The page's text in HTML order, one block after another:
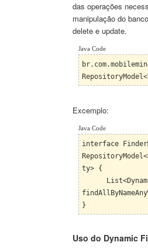
das operações
manipulação do
delete e update.
Java Code
Excemplo:
Java Code
interface
ty> {
}
Uso do Dynamic